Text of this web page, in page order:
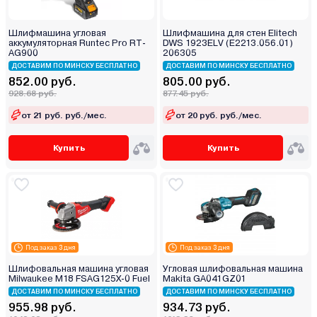
Шлифмашина угловая
аккумуляторная Runtec Pro RT-
AG900
ДОСТАВИМ ПО МИНСКУ БЕСПЛАТНО
852.00 руб.
928.68 руб.
от 21 руб. руб./мес.
Купить
Шлифмашина для стен Elitech
DWS 1923ELV (E2213.056.01)
206305
ДОСТАВИМ ПО МИНСКУ БЕСПЛАТНО
805.00 руб.
877.45 руб.
от 20 руб. руб./мес.
Купить
Под заказ 3 дня
Шлифовальная машина угловая
Milwaukee M18 FSAG125X-0 Fuel
ДОСТАВИМ ПО МИНСКУ БЕСПЛАТНО
955.98 руб.
Под заказ 3 дня
Угловая шлифовальная машина
Makita GA041GZ01
ДОСТАВИМ ПО МИНСКУ БЕСПЛАТНО
934.73 руб.